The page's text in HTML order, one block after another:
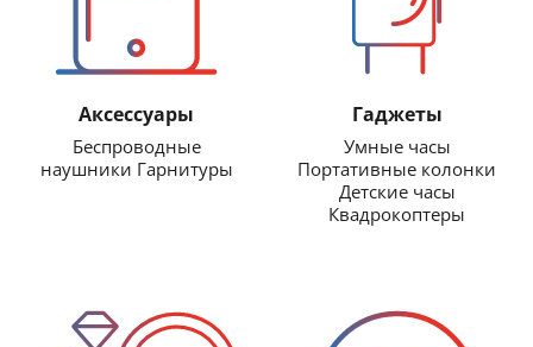
Аксессуары
Беспроводные
наушники Гарнитуры
Гаджеты
Умные часы
Портативные колонки
Детские часы
Квадрокоптеры